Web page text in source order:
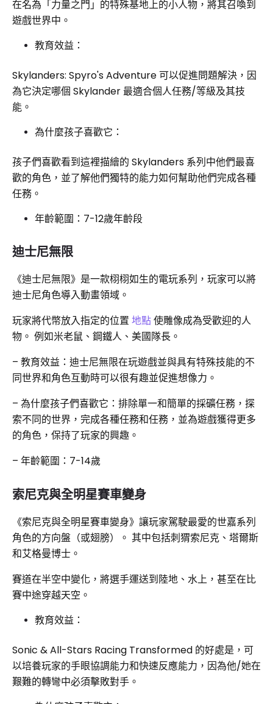
在名為「力量之門」的特殊基地上的小人物，將其召喚到
遊戲世界中。
教育效益：
Skylanders: Spyro's Adventure 可以促進問題解決，因
為它決定哪個 Skylander 最適合個人任務/等級及其技
能。
為什麼孩子喜歡它：
孩子們喜歡看到這裡描繪的 Skylanders 系列中他們最喜
歡的角色，並了解他們獨特的能力如何幫助他們完成各種
任務。
年齡範圍：7-12歲年齡段
迪士尼無限
《迪士尼無限》是一款栩栩如生的電玩系列，玩家可以將
迪士尼角色導入動畫領域。
玩家將代幣放入指定的位置地點使雕像成為受歡迎的人
物。 例如米老鼠、鋼鐵人、美國隊長。
– 教育效益：迪士尼無限在玩遊戲並與具有特殊技能的不
同世界和角色互動時可以很有趣並促進想像力。
– 為什麼孩子們喜歡它：排除單一和簡單的採礦任務，探
索不同的世界，完成各種任務和任務，並為遊戲獲得更多
的角色，保持了玩家的興趣。
– 年齡範圍：7-14歲
索尼克與全明星賽車變身
《索尼克與全明星賽車變身》讓玩家駕駛最愛的世嘉系列
角色的方向盤（或翅膀）。 其中包括刺猬索尼克、塔爾斯
和艾格曼博士。
賽道在半空中變化，將選手運送到陸地、水上，甚至在比
賽中途穿越天空。
教育效益：
Sonic & All-Stars Racing Transformed 的好處是，可
以培養玩家的手眼協調能力和快速反應能力，因為他/她在
艱難的轉彎中必須擊敗對手。